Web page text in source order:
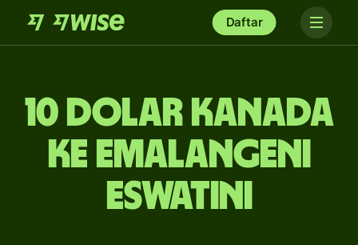
Daftar
10 dolar Kanada
ke emalangeni
Eswatini